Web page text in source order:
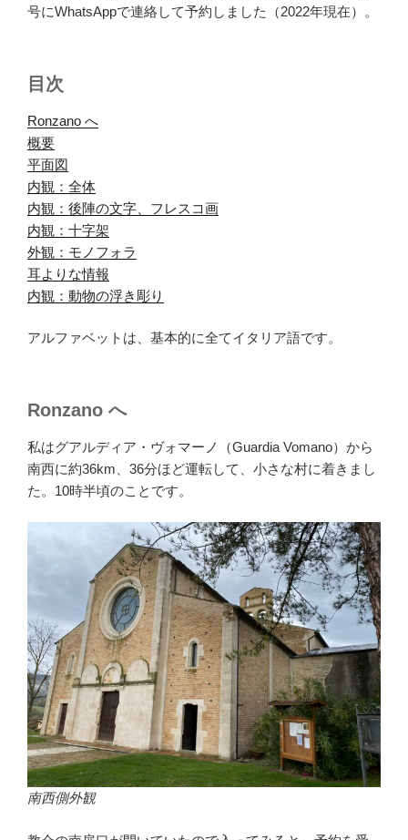
号にWhatsAppで連絡して予約しました（2022年現在）。
目次
Ronzano へ
概要
平面図
内観：全体
内観：後陣の文字、フレスコ画
内観：十字架
外観：モノフォラ
耳よりな情報
内観：動物の浮き彫り
アルファベットは、基本的に全てイタリア語です。
Ronzano へ
私はグアルディア・ヴォマーノ（Guardia Vomano）から
南西に約36km、36分ほど運転して、小さな村に着きまし
た。10時半頃のことです。
南西側外観